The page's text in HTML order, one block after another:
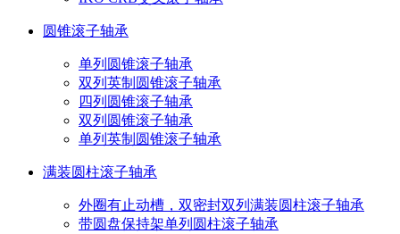
圆锥滚子轴承
单列圆锥滚子轴承
双列英制圆锥滚子轴承
四列圆锥滚子轴承
双列圆锥滚子轴承
单列英制圆锥滚子轴承
满装圆柱滚子轴承
外圈有止动槽，双密封双列满装圆柱滚子轴承
带圆盘保持架单列圆柱滚子轴承